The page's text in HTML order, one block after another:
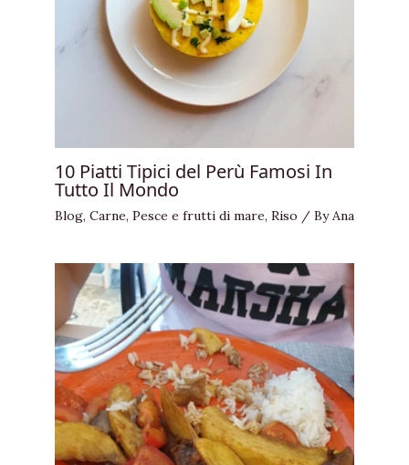
10 Piatti Tipici del Perù Famosi In
Tutto Il Mondo
Blog, Carne, Pesce e frutti di mare, Riso / ByAna